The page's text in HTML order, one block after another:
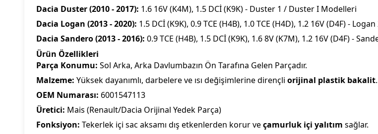
Dacia Duster (2010 - 2017): 1.6 16V (K4M), 1.5 DCİ (K9K) - Duster 1 / Duster I Modelleri
Dacia Logan (2013 - 2020): 1.5 DCİ (K9K), 0.9 TCE (H4B), 1.0 TCE (H4D), 1.2 16V (D4F) -
Dacia Sandero (2013 - 2016): 0.9 TCE (H4B), 1.5 DCİ (K9K), 1.6 8V (K7M), 1.2 16V (D4F) -
Ürün Özellikleri
Parça Konumu: Sol Arka, Arka Davlumbazın Ön Tarafına Gelen Parçadır.
Malzeme: Yüksek dayanımlı, darbelere ve ısı değişimlerine dirençli orijinal plastik bakalit.
OEM Numarası: 6001547113
Üretici: Mais (Renault/Dacia Orijinal Yedek Parça)
Fonksiyon: Tekerlek içi sac aksamı dış etkenlerden korur veçamurluk içi yalıtım sağlar.